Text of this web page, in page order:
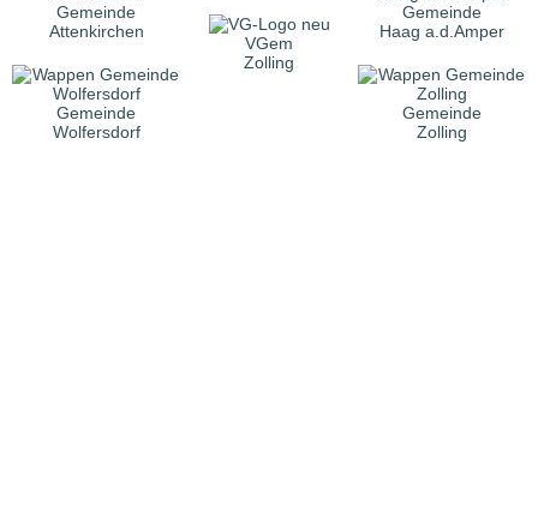
Gemeinde
Attenkirchen
VGem
Zolling
Gemeinde
Haag a.d.Amper
Gemeinde
Wolfersdorf
Gemeinde
Zolling